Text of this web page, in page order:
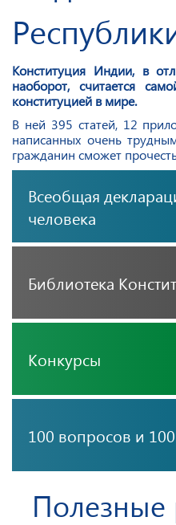
Конституция Индии, в
наоборот, считается
конституцией в мире.
В ней 395 статей, 12
написанных очень
гражданин сможет
Всеобщая
человека
Библиотека
Конкурсы
100 вопросов и
Полезные